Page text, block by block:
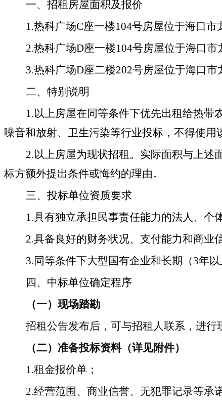
一、 招租房屋面积及报价
1.热科广场C座一楼104号房屋位于海口市
2.热科广场D座一楼104号房屋位于海口市
3.热科广场D座二楼202号房屋位于海口市
二、 特别说明
1.以上房屋在同等条件下优先出租给热带
噪音和放射、卫生污染等行业投标，不得使用
2.以上房屋为现状招租。实际面积与上述
标方额外提出条件或悔约的理由。
三、投标单位资质要求
1.具有独立承担民事责任能力的法人、个
2.具备良好的财务状况、支付能力和商业
3.同等条件下大型国有企业和长期 （3年以
四、中标单位确定程序
（一）现场踏勘
招租公告发布后，可与招租人联系，进行
（二）准备投标资料（详见附件）
1.租金报价单；
2.经营范围、商业信誉、无犯罪记录等承